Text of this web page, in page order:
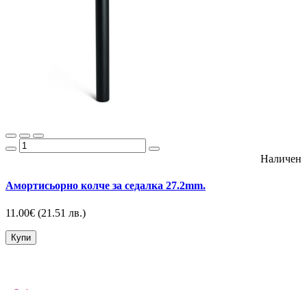
Наличен
Амортисьорно колче за седалка 27.2mm.
11.00€ (21.51 лв.)
Купи